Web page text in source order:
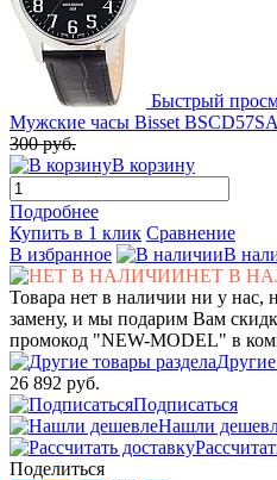
Быстрый
Мужские часы Bisset
300 руб.
В корзину
Подробнее
Купить в 1 клик Сравнение
В избранное
В
НЕТ В
Товара нет в наличии ни у нас,
замену, и мы подарим Вам
промокод "NEW-MODEL" в
26 892 руб.
Подписаться
Нашли
Поделиться